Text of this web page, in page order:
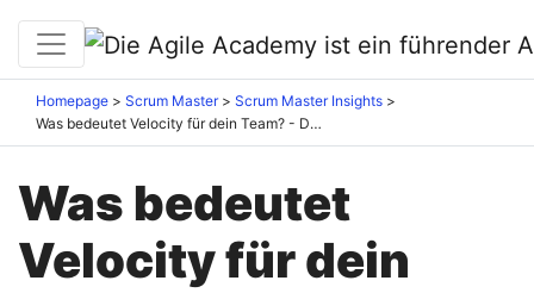
Homepage Scrum Master
Scrum Master Insights
Was bedeutet Velocity für dein Team? - Definition und wie du sie berechnen kannst!
Was bedeutet
Velocity für dein